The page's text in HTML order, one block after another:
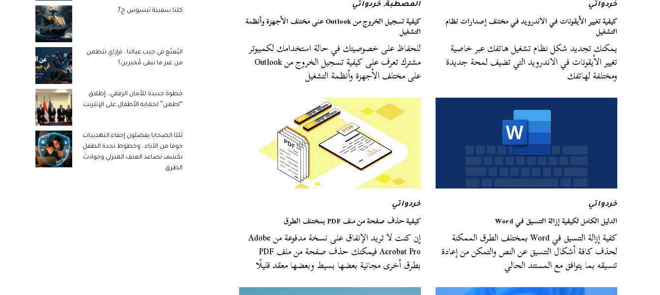
خردواتي
كيفية تغيير الأيقونات في الاندرويد في مختلف إصدارات نظام
التشغيل
يمكنك تجديد شكل نظام تشغيل هاتفك عبر خاصية
تغيير الأيقونات في الاندرويد التي تضيف لمحة جديدة
ومختلفة لهاتفك
المصطبة,خردواتي
كيفية تسجيل الخروج من Outlook على مختلف الأجهزة وأنظمة
التشغيل
للحفاظ على خصوصيتك في حالة استخدامك لكمبيوتر
مشترك تعرف على كيفية تسجيل الخروج من Outlook
على مختلف الأجهزة وأنظمة التشغيل
خردواتي
الدليل الكامل لكيفية إزالة التنسيق في Word
كفية إزالة التنسيق في Word بمختلف الطرق الممكنة
لحذف كافة أشكال التنسيق عن النص والتمكن من إعادة
تنسيقه بما يتوافق مع المستند الحالي
خردواتي
كيفية حذف صفحة من ملف PDF بمختلف الطرق
إن كنت لا تريد الإنفاق على نسخة مدفوعة من Adobe
Acrobat Pro فيمكنك حذف صفحة من ملف PDF
بطرق أخرى مجانية بعضها بسيط وبعضها معقد قليلًا
كلنا سفينة ثيسوس ج7
البُعبُع في جيب عيالنا.. فإزاي نتطمن
من غير ما نبقى مُخبرين؟
خطوة جديدة للأمان الرقمي.. إطلاق
“اطمن” لحماية الأطفال على الإنترنت
ثُلثا الضحايا يفضلون إخفاء التهديدات
خوفا من الآباء.. وخطوط نجدة الطفل
تكشف تصاعد العنف المنزلي وحوادث
الطرق